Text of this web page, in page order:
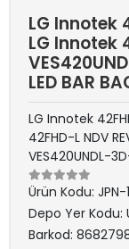
LG Innotek
LG Innotek
LED BAR
LG Innotek
42FHD-L NDV
VES420UNDL-
Ürün Kodu: JPN-
Depo Yer Kodu:
Barkod: